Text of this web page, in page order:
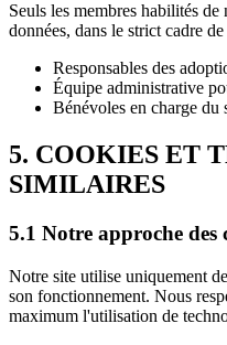
Seuls les membres habilités
données, dans le strict cadre
Responsables des
Équipe administrative
Bénévoles en charge du
5. COOKIES ET
SIMILAIRES
5.1 Notre approche des
Notre site utilise uniquement
son fonctionnement. Nous
maximum l'utilisation de